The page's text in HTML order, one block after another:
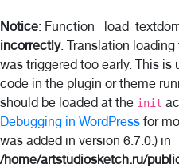
Notice: Function
incorrectly. Translation loading
was triggered too early. This
code in the plugin or theme
should be loaded at the init
Debugging in WordPress for
was added in version 6.7.0.) in
/home/artstudiosketch.ru/